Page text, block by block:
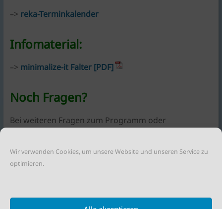
Wir verwenden Cookies, um unsere Website und unseren Service zu
optimieren.
–> reka-Terminkalender
Infomaterial:
–> minimalize-it Falter [PDF]
Noch Fragen?
Bei weiteren Fragen zum Programm oder
E-Mail:a.hilmer@r-eka.de
Teile diesen Beitrag: